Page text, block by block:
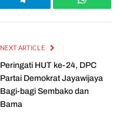
Telegram
NEXT ARTICLE
Peringati HUT ke-24, DPC
Partai Demokrat Jayawijaya
Bagi-bagi Sembako dan
Bama